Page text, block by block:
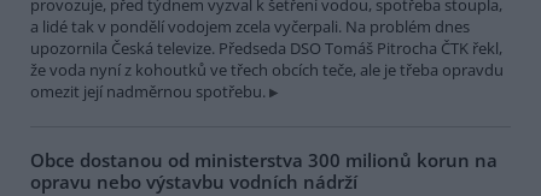
provozuje, před týdnem vyzval k šetření vodou, spotřeba stoupla,
a lidé tak v pondělí vodojem zcela vyčerpali. Na problém dnes
upozornila Česká televize. Předseda DSO Tomáš Pitrocha ČTK řekl,
že voda nyní z kohoutků ve třech obcích teče, ale je třeba opravdu
omezit její nadměrnou spotřebu.
Obce dostanou od ministerstva 300 milionů korun na
opravu nebo výstavbu vodních nádrží